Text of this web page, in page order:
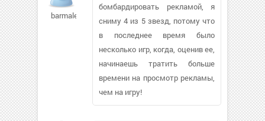
barmaleyp182
бомбардировать рекламой, я
сниму 4 из 5 звезд, потому что
в последнее время было
несколько игр, когда, оценив ее,
начинаешь тратить больше
времени на просмотр рекламы,
чем на игру!